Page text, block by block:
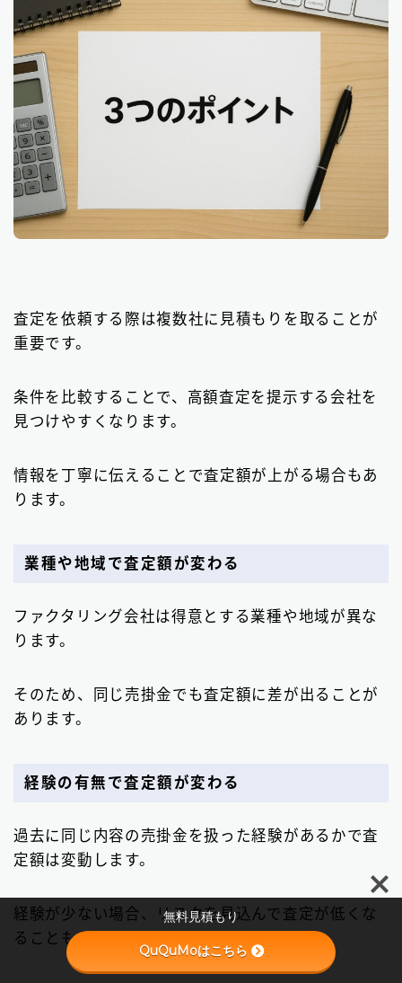
Follow Me
査定を依頼する際は複数社に見積もりを取ることが
重要です。
条件を比較することで、高額査定を提示する会社を
見つけやすくなります。
情報を丁寧に伝えることで査定額が上がる場合もあ
ります。
業種や地域で査定額が変わる
ファクタリング会社は得意とする業種や地域が異な
ります。
そのため、同じ売掛金でも査定額に差が出ることが
あります。
経験の有無で査定額が変わる
過去に同じ内容の売掛金を扱った経験があるかで査
定額は変動します。
経験が少ない場合、リスクを見込んで査定が低くな
ることもあります。
無料見積もり
QuQuMoはこちら